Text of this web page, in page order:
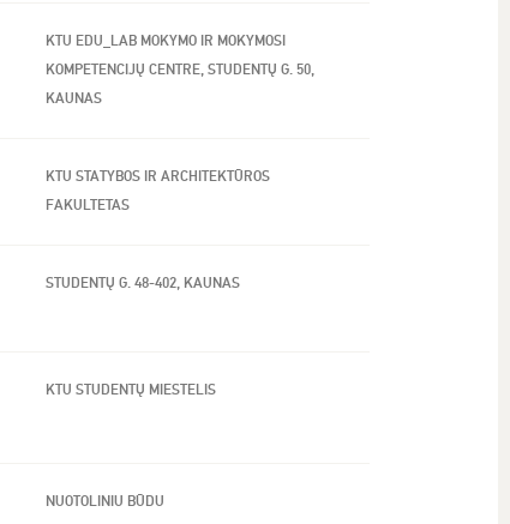
KTU EDU_LAB MOKYMO IR MOKYMOSI
KOMPETENCIJŲ CENTRE, STUDENTŲ G. 50,
KAUNAS
KTU STATYBOS IR ARCHITEKTŪROS
FAKULTETAS
STUDENTŲ G. 48-402, KAUNAS
KTU STUDENTŲ MIESTELIS
NUOTOLINIU BŪDU